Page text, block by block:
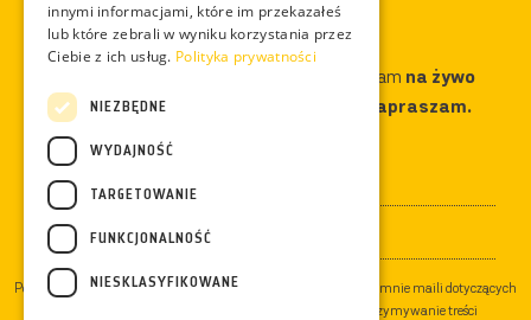
Poza mikroBlogowymi treściami opowiadam na żywo
irozsyłam maile z ciekawostkami. Zapraszam.
Podając swój adres e-mail wyrażasz zgodę na otrzymywanie ode mnie maili dotyczących
przyrody i moich działań, a dodatkowo zgadzasz się na otrzymywanie treści
Podając swój adres e-mail wyrażasz zgodę na otrzymywanie ode mnie maili dotyczących
przyrody i moich działań, a dodatkowo zgadzasz się na otrzymywanie treści
marketingowych dotyczących sprzedaży moich produktów np. kalendarzy - Całą politykę
innymi informacjami, które im przekazałeś
lub które zebrali w wyniku korzystania przez
Ciebie z ich usług. Polityka prywatności
NIEZBĘDNE
WYDAJNOŚĆ
TARGETOWANIE
FUNKCJONALNOŚĆ
NIESKLASYFIKOWANE